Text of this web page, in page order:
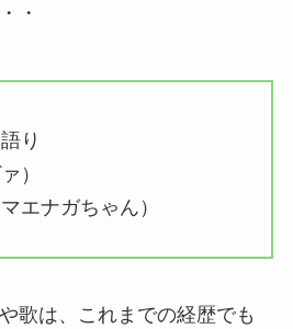
・
り
）
エナガちゃん）
歌は、これまでの経歴でも